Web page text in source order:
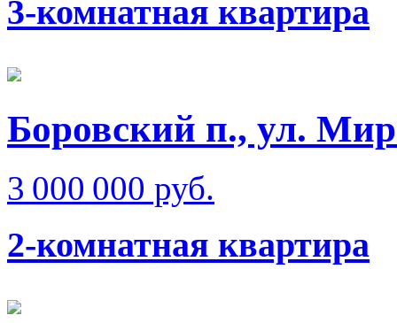
3-комнатная квартира
Боровский п., ул.
3 000 000 руб.
2-комнатная квартира